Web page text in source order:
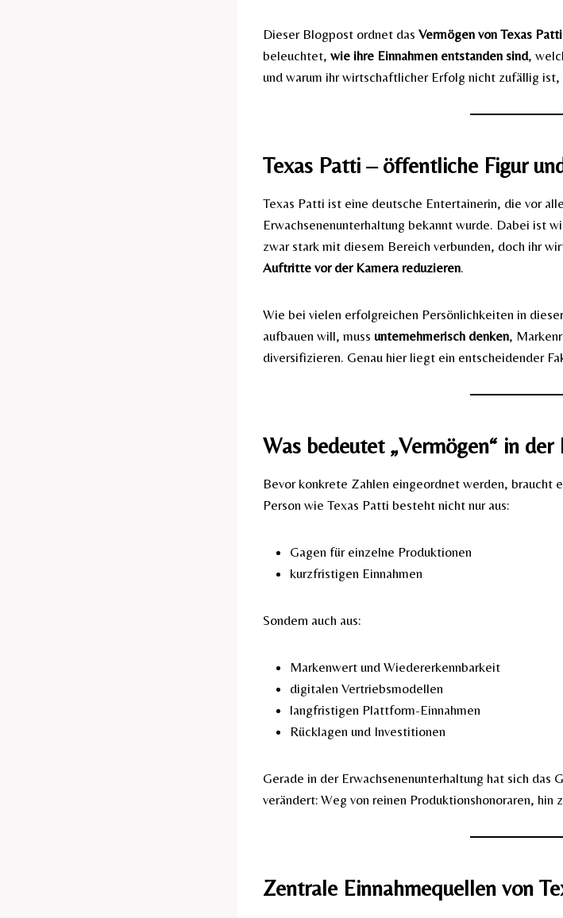
Dieser Blogpost ordnet das Vermögen von Texas Patti
beleuchtet, wie ihre Einnahmen entstanden sind,
und warum ihr wirtschaftlicher Erfolg nicht zufällig
Texas Patti – öffentliche Figur
Texas Patti ist eine deutsche Entertainerin, die vor
Erwachsenenunterhaltung bekannt wurde. Dabei ist
zwar stark mit diesem Bereich verbunden, doch ihr
Auftritte vor der Kamera reduzieren.
Wie bei vielen erfolgreichen Persönlichkeiten in
aufbauen will, muss unternehmerisch denken,
diversifizieren. Genau hier liegt ein entscheidender
Was bedeutet „Vermögen“ in
Bevor konkrete Zahlen eingeordnet werden, braucht
Person wie Texas Patti besteht nicht nur aus:
Gagen für einzelne Produktionen
kurzfristigen Einnahmen
Sondern auch aus:
Markenwert und Wiedererkennbarkeit
digitalen Vertriebsmodellen
langfristigen Plattform-Einnahmen
Rücklagen und Investitionen
Gerade in der Erwachsenenunterhaltung hat sich das
verändert: Weg von reinen Produktionshonoraren, hin
Zentrale Einnahmequellen von